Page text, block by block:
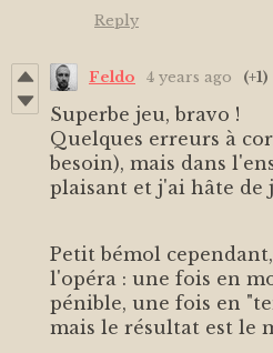
Reply
Feldo 4 years ago (+1)
Superbe jeu, bravo !
Quelques erreurs à
besoin), mais dans
plaisant et j'ai hâte de
Petit bémol
l'opéra : une fois en
pénible, une fois en
mais le résultat est le